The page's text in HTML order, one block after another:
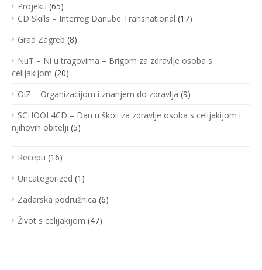
Projekti (65)
CD Skills – Interreg Danube Transnational (17)
Grad Zagreb (8)
NuT – Ni u tragovima – Brigom za zdravlje osoba s
celijakijom (20)
OiZ – Organizacijom i znanjem do zdravlja (9)
SCHOOL4CD – Dan u školi za zdravlje osoba s celijakijom i
njihovih obitelji (5)
Recepti (16)
Uncategorized (1)
Zadarska podružnica (6)
Život s celijakijom (47)